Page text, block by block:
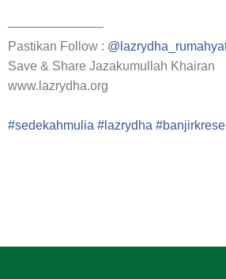
——————–—
Pastikan Follow :
Save & Share Jazakumullah Khairan
www.lazrydha.org
#sedekahmulia #lazrydha